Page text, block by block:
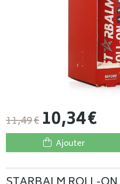
11,49€ 10,34€
Ajouter